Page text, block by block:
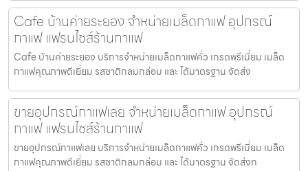
Cafe บ้านค่ายระยอง จำหน่ายเมล็ดกาแฟ อุปกรณ์
กาแฟ แฟรนไชส์ร้านกาแฟ
Cafe บ้านค่ายระยอง บริการจำหน่ายเมล็ดกาแฟคั่ว เกรดพรีเมี่ยม เมล็ด
กาแฟคุณภาพดีเยี่ยม รสชาติกลมกล่อม และ ได้มาตรฐาน จัดส่ง
ขายอุปกรณ์กาแฟเลย จำหน่ายเมล็ดกาแฟ อุปกรณ์
กาแฟ แฟรนไชส์ร้านกาแฟ
ขายอุปกรณ์กาแฟเลย บริการจำหน่ายเมล็ดกาแฟคั่ว เกรดพรีเมี่ยม เมล็ด
กาแฟคุณภาพดีเยี่ยม รสชาติกลมกล่อม และ ได้มาตรฐาน จัดส่งท